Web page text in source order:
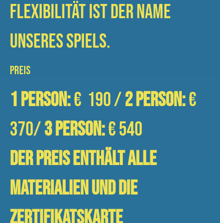
Flexibilität ist der Name
unseres Spiels.
PREIS
1 person:€ 190 /2 person:€
370/3 person:€ 540
DER PREIS ENTHÄLT ALLE
MATERIALIEN UND DIE
ZERTIFIKATSKARTE